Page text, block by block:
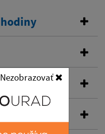
Nezobrazovať